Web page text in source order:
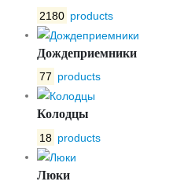
2180 products
Дождеприемники
77 products
Колодцы
18 products
Люки